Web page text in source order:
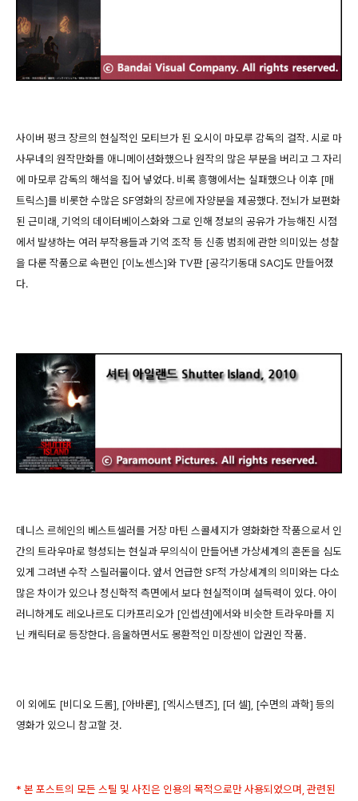
사이버 펑크 장르의 현실적인 모티브가 된 오시이 마모루 감독의 걸작. 시로 마
사무네의 원작만화를 애니메이션화했으나 원작의 많은 부분을 버리고 그 자리
에 마모루 감독의 해석을 집어 넣었다. 비록 흥행에서는 실패했으나 이후 [매
트릭스]를 비롯한 수많은 SF영화의 장르에 자양분을 제공했다. 전뇌가 보편화
된 근미래, 기억의 데이터베이스화와 그로 인해 정보의 공유가 가능해진 시점
에서 발생하는 여러 부작용들과 기억 조작 등 신종 범죄에 관한 의미있는 성찰
을 다룬 작품으로 속편인 [이노센스]와 TV판 [공각기동대 SAC]도 만들어졌
다.
데니스 르헤인의 베스트셀러를 거장 마틴 스콜세지가 영화화한 작품으로서 인
간의 트라우마로 형성되는 현실과 무의식이 만들어낸 가상세계의 혼돈을 심도
있게 그려낸 수작 스릴러물이다. 앞서 언급한 SF적 가상세계의 의미와는 다소
많은 차이가 있으나 정신학적 측면에서 보다 현실적이며 설득력이 있다. 아이
러니하게도 레오나르도 디카프리오가 [인셉션]에서와 비슷한 트라우마를 지
닌 캐릭터로 등장한다. 음울하면서도 몽환적인 미장센이 압권인 작품.
이 외에도 [비디오 드롬], [아바론], [엑시스텐즈], [더 셀], [수면의 과학] 등의
영화가 있으니 참고할 것.
* 본 포스트의 모든 스틸 및 사진은 인용의 목적으로만 사용되었으며, 관련된